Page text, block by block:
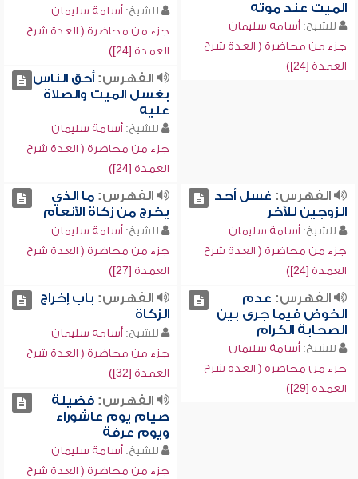
الميت عند موته
للشيخ: أسامة سليمان
جزء من محاضرة ( العدة شرح
العمدة [24])
للشيخ: أسامة سليمان
جزء من محاضرة ( العدة شرح
العمدة [24])
الفهرس:أحق الناس
بغسل الميت والصلاة
عليه
للشيخ: أسامة سليمان
جزء من محاضرة ( العدة شرح
العمدة [24])
الفهرس: غسل أحد
الزوجين للآخر
للشيخ: أسامة سليمان
جزء من محاضرة ( العدة شرح
العمدة [24])
الفهرس:ما الذي
يخرج من زكاة الأنعام
للشيخ: أسامة سليمان
جزء من محاضرة ( العدة شرح
العمدة [27])
الفهرس: عدم
الخوض فيما جرى بين
الصحابة الكرام
للشيخ: أسامة سليمان
جزء من محاضرة ( العدة شرح
العمدة [29])
الفهرس: باب إخراج
الزكاة
للشيخ: أسامة سليمان
جزء من محاضرة ( العدة شرح
العمدة [32])
الفهرس:فضيلة
صيام يوم عاشوراء
ويوم عرفة
للشيخ: أسامة سليمان
جزء من محاضرة ( العدة شرح